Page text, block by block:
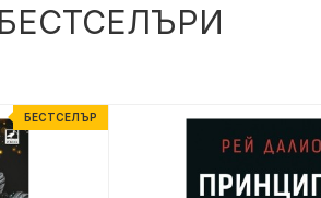
БЕСТСЕЛЪРИ
БЕСТСЕЛЪР